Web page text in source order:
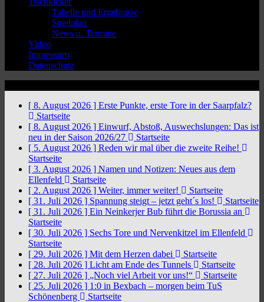
Tabelle und Ergebnisse
Spielplan
News u. Termine
Video
Impressum
Datenschutz
[ 8. August 2026 ] Erste Punkte, erste Tore in der Saarpfalz?
Startseite
[ 8. August 2026 ] Einwurf, Abstoß, Auswechslungen: Das ist
neu in der Saison 2026/27
Startseite
[ 5. August 2026 ] Reden wir mal über die zweite Reihe!
Startseite
[ 3. August 2026 ] Namen und Notizen: Neues aus dem
Ellenfeld
Startseite
[ 2. August 2026 ] Weiter, immer weiter!
Startseite
[ 31. Juli 2026 ] Spannung steigt – jetzt geht´s los!
Startseite
[ 31. Juli 2026 ] Ein Neinkerjer Bub führt die Borussia an
Startseite
[ 30. Juli 2026 ] Sechs Tore und Nervenkitzel im Ellenfeld
Startseite
[ 29. Juli 2026 ] Mit dem Herzen dabei
Startseite
[ 28. Juli 2026 ] Licht am Ende des Tunnels
Startseite
[ 27. Juli 2026 ] „Noch viel Arbeit vor uns!“
Startseite
[ 25. Juli 2026 ] 1:0 in Bexbach – morgen beim TuS
Schönenberg
Startseite